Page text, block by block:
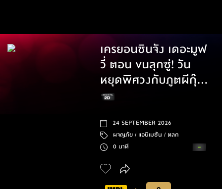
เครยอนชินจัง เดอะมูฟ
วี่ ตอน ขนลุกซู่! วัน
หยุดพิศวงกับภูตผีกุ๊ก
กู๋
24 SEPTEMBER 2026
ผจญภัย / แอนิเมชัน / ตลก
0 นาที